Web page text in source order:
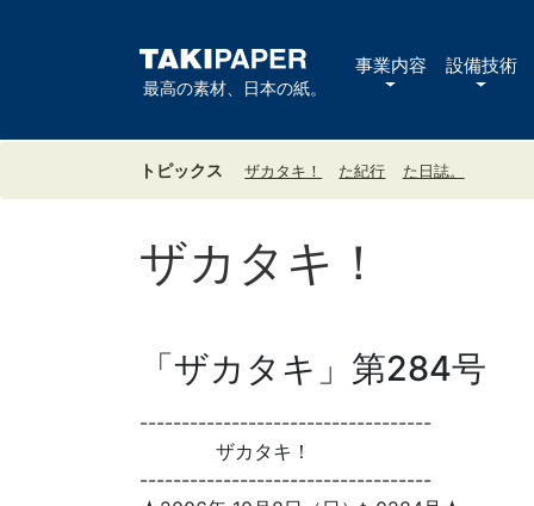
最高の素材、日本の紙。
事業内容 設備技術
トピックス ザカタキ！ た紀行 た日誌。
ザカタキ！
「ザカタキ」第284号
-----------------------------------
ザカタキ！
-----------------------------------